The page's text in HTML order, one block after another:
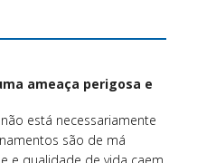
ameaça perigosa e
está necessariamente
são de má
e qualidade de vida caem